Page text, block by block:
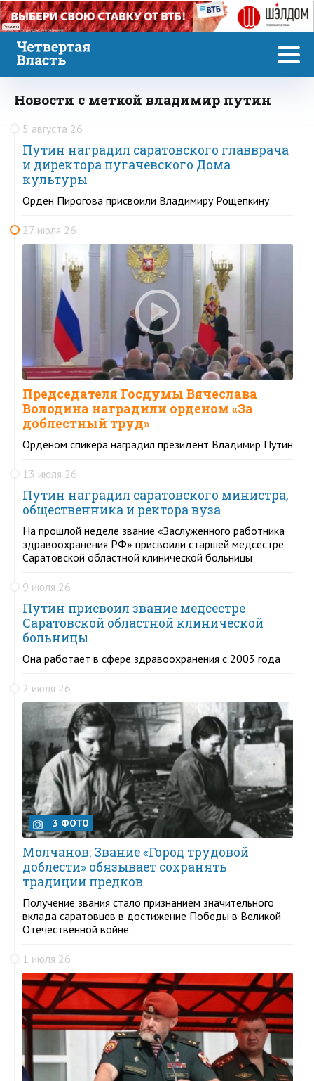
Реклама
Новости с меткой владимир путин
5 августа 26
Путин наградил саратовского главврача
и директора пугачевского Дома
культуры
Орден Пирогова присвоили Владимиру Рощепкину
27 июля 26
Председателя Госдумы Вячеслава
Володина наградили орденом «За
доблестный труд»
Орденом спикера наградил президент Владимир Путин
13 июля 26
Путин наградил саратовского министра,
общественника и ректора вуза
На прошлой неделе звание «Заслуженного работника
здравоохранения РФ» присвоили старшей медсестре
Саратовской областной клинической больницы
9 июля 26
Путин присвоил звание медсестре
Саратовской областной клинической
больницы
Она работает в сфере здравоохранения с 2003 года
2 июля 26
3 ФОТО
Молчанов: Звание «Город трудовой
доблести» обязывает сохранять
традиции предков
Получение звания стало признанием значительного
вклада саратовцев в достижение Победы в Великой
Отечественной войне
1 июля 26